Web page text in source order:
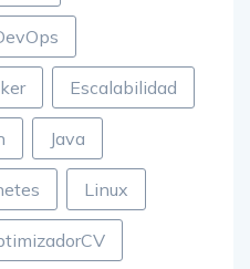
Escalabilidad
Java
Linux